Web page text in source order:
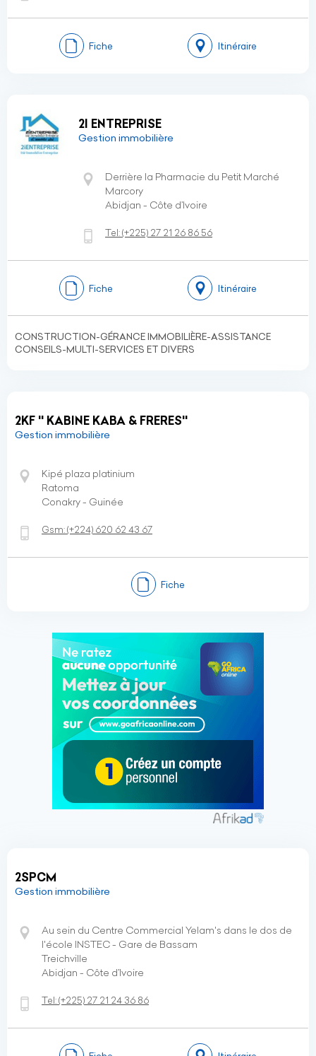
Fiche Itinéraire
2I ENTREPRISE
Gestion immobilière
Derrière la Pharmacie du Petit Marché
Marcory
Abidjan - Côte d’Ivoire
Tel:(+225) 27 21 26 86 56
Fiche Itinéraire
CONSTRUCTION-GÉRANCE IMMOBILIÈRE-ASSISTANCE
CONSEILS-MULTI-SERVICES ET DIVERS
2KF '' KABINE KABA & FRERES''
Gestion immobilière
Kipé plaza platinium
Ratoma
Conakry - Guinée
Gsm:(+224) 620 62 43 67
Fiche
2SPCM
Gestion immobilière
Au sein du Centre Commercial Yelam's dans le dos de
l'école INSTEC - Gare de Bassam
Treichville
Abidjan - Côte d’Ivoire
Tel:(+225) 27 21 24 36 86